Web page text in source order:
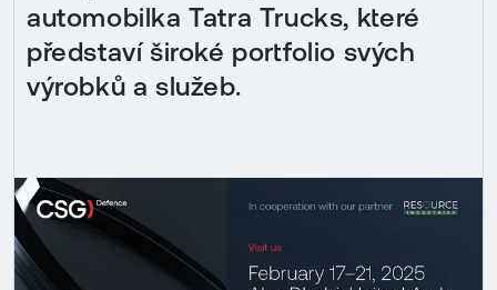
automobilka Tatra Trucks, které
představí široké portfolio svých
výrobků a služeb.